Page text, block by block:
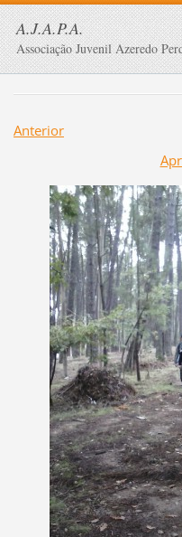
A.J.A.P.A.
Associação Juvenil Azeredo
Anterior